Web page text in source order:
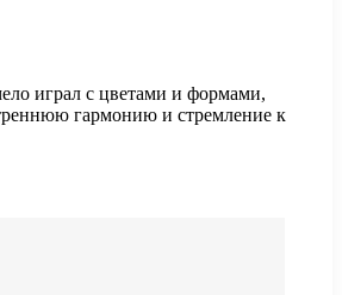
играл с цветами и формами,
гармонию и стремление к